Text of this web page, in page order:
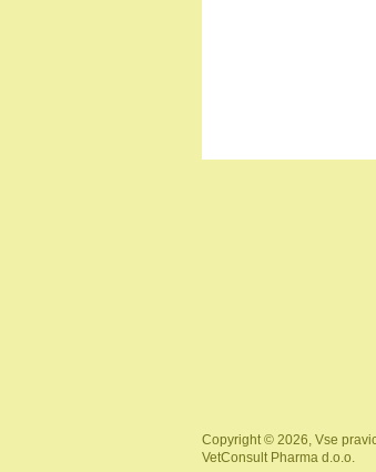
Copyright © 2026, Vse
VetConsult Pharma d.o.o.